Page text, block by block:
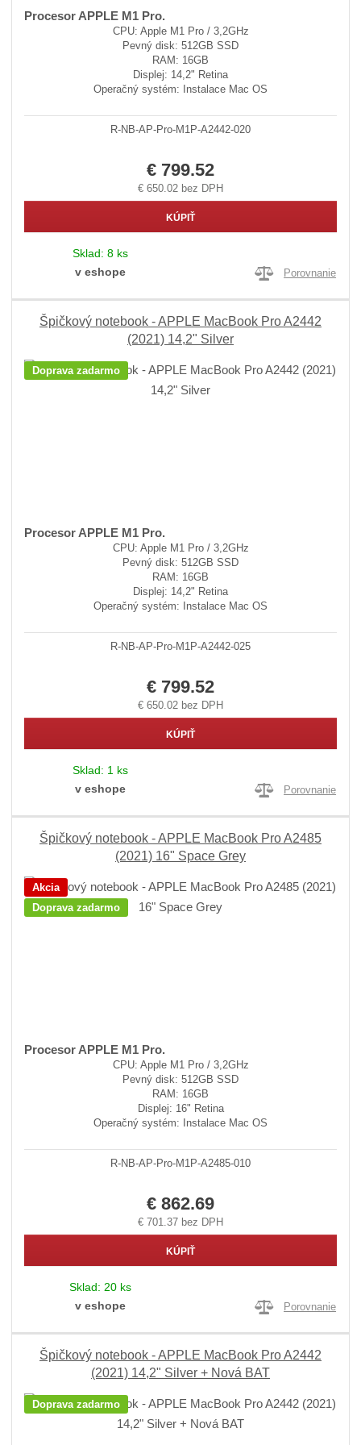
Procesor APPLE M1 Pro.
CPU: Apple M1 Pro / 3,2GHz
Pevný disk: 512GB SSD
RAM: 16GB
Displej: 14,2" Retina
Operačný systém: Instalace Mac OS
R-NB-AP-Pro-M1P-A2442-020
€ 799.52
€ 650.02 bez DPH
KÚPIŤ
Sklad: 8 ks
v eshope
Porovnanie
Špičkový notebook - APPLE MacBook Pro A2442
(2021) 14,2" Silver
Doprava zadarmo
Procesor APPLE M1 Pro.
CPU: Apple M1 Pro / 3,2GHz
Pevný disk: 512GB SSD
RAM: 16GB
Displej: 14,2" Retina
Operačný systém: Instalace Mac OS
R-NB-AP-Pro-M1P-A2442-025
€ 799.52
€ 650.02 bez DPH
KÚPIŤ
Sklad: 1 ks
v eshope
Porovnanie
Špičkový notebook - APPLE MacBook Pro A2485
(2021) 16" Space Grey
Akcia
Doprava zadarmo
Procesor APPLE M1 Pro.
CPU: Apple M1 Pro / 3,2GHz
Pevný disk: 512GB SSD
RAM: 16GB
Displej: 16" Retina
Operačný systém: Instalace Mac OS
R-NB-AP-Pro-M1P-A2485-010
€ 862.69
€ 701.37 bez DPH
KÚPIŤ
Sklad: 20 ks
v eshope
Porovnanie
Špičkový notebook - APPLE MacBook Pro A2442
(2021) 14,2" Silver + Nová BAT
Doprava zadarmo